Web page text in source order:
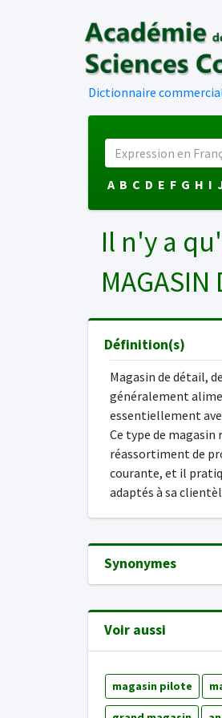
Dictionnaire
A B C D E F G H I
Il n'y a
MAGASIN
Définition(s)
Magasin de détail,
généralement
essentiellement
Ce type de magasin
réassortiment de
courante, et il
adaptés à sa
Synonymes
Voir aussi
magasin pilote